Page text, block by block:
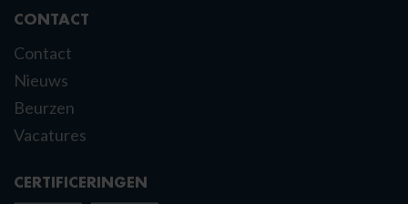
CONTACT
Contact
Nieuws
Beurzen
Vacatures
CERTIFICERINGEN